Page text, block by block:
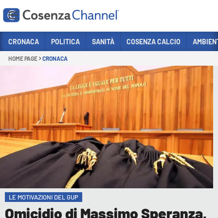
Sezioni
POLITICA
COSENZA CALCIO
ECONOMIA E LAVORO
ITALIA MONDO
SANITÀ
CULTURA
CRONACA POLITICA SANITÀ COSENZA CALCIO
HOME PAGE CRONACA
LE MOTIVAZIONI DEL GUP
Omicidio di Massimo Speranza,